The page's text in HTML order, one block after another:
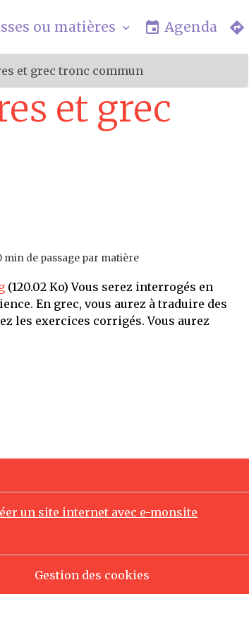
ou matières Agenda
et grec tronc commun
et grec
min de passage par matière
(120.02 Ko) Vous serez interrogés en
En grec, vous aurez à traduire des
les exercices corrigés. Vous aurez
un site internet avec e-monsite
Gestion des cookies